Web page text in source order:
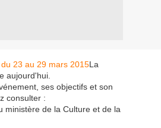
La
aujourd'hui.
ses objectifs et son
consulter :
ministère de la Culture et de la